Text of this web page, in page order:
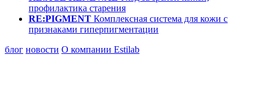
профилактика старения
RE:PIGMENT Комплексная система для кожи с
признаками гиперпигментации
блог новости О компании Estilab